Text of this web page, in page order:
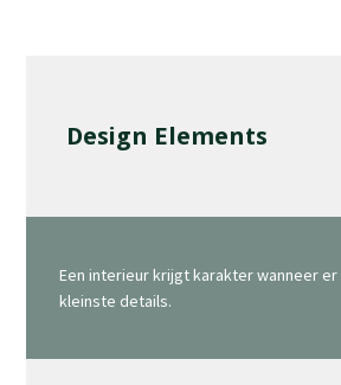
Design Elements
Een interieur krijgt karakter wanneer
kleinste details.